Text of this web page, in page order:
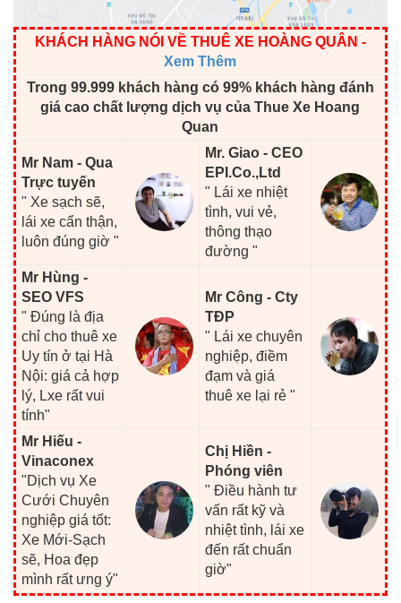
KHÁCH HÀNG NÓI VỀ THUÊ XE HOÀNG QUÂN -
Xem Thêm
Trong 99.999 khách hàng có 99% khách hàng đánh
giá cao chất lượng dịch vụ của Thue Xe Hoang
Quan
Mr Nam - Qua
Trực tuyến
" Xe sạch sẽ,
lái xe cẩn thận,
luôn đúng giờ "
Mr. Giao - CEO
EPI.Co.,Ltd
" Lái xe nhiệt
tình, vui vẻ,
thông thạo
đường "
Mr Hùng -
SEO VFS
" Đúng là địa
chỉ cho thuê xe
Uy tín ở tại Hà
Nội: giá cả hợp
lý, Lxe rất vui
tính"
Mr Công - Cty
TĐP
" Lái xe chuyên
nghiệp, điềm
đạm và giá
thuê xe lại rẻ "
Mr Hiếu -
Vinaconex
"Dịch vụ Xe
Cưới Chuyên
nghiệp giá tốt:
Xe Mới-Sạch
sẽ, Hoa đẹp
mình rất ưng ý"
Chị Hiền -
Phóng viên
" Điều hành tư
vấn rất kỹ và
nhiệt tình, lái xe
đến rất chuẩn
giờ"